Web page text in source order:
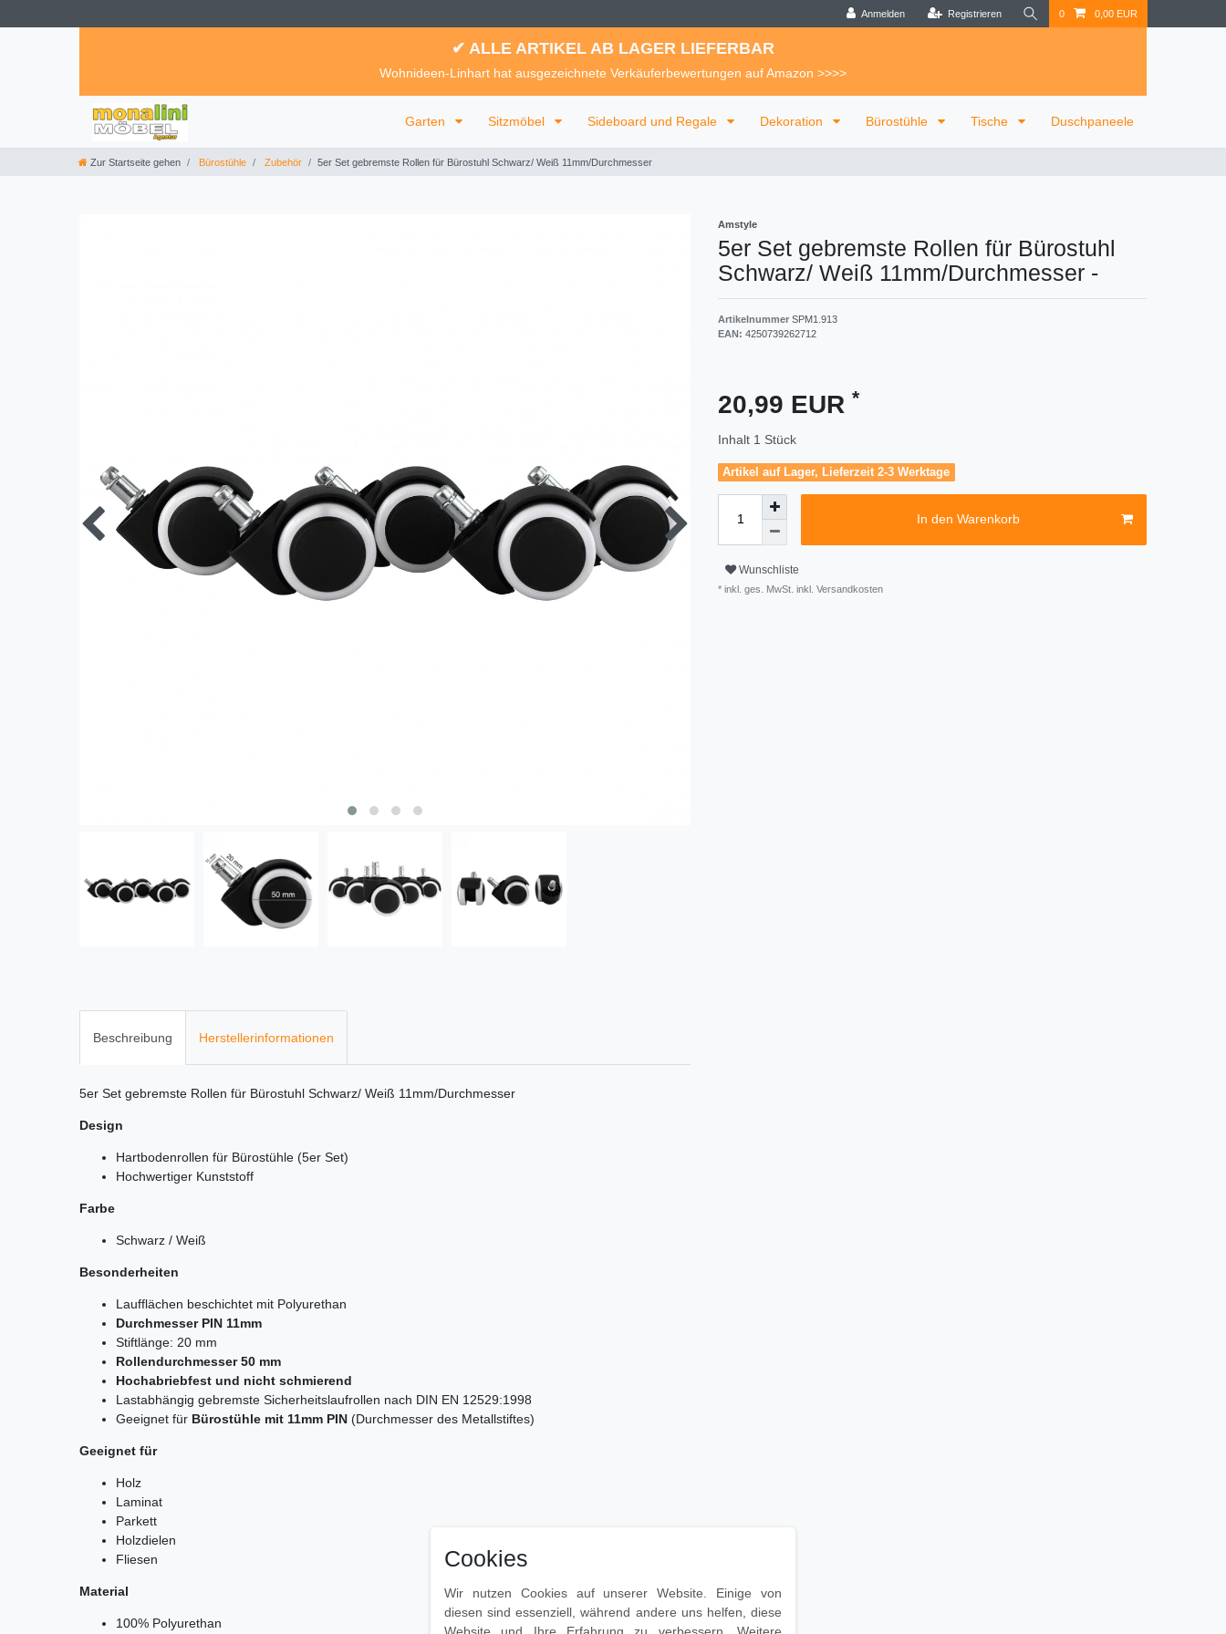
Anmelden Registrieren 0 0,00 EUR
✔ ALLE ARTIKEL AB LAGER LIEFERBAR
Wohnideen-Linhart hat ausgezeichnete Verkäuferbewertungen auf Amazon >>>>
Garten Sitzmöbel Sideboard und Regale Dekoration Bürostühle Tische Duschpaneele
Zur Startseite gehen Bürostühle Zubehör 5er Set gebremste Rollen für Bürostuhl Schwarz/ Weiß 11mm/Durchmesser
Amstyle
5er Set gebremste Rollen für Bürostuhl
Schwarz/ Weiß 11mm/Durchmesser -
Artikelnummer SPM1.913
EAN: 4250739262712
20,99 EUR *
Inhalt 1 Stück
Artikel auf Lager, Lieferzeit 2-3 Werktage
In den Warenkorb
Wunschliste
* inkl. ges. MwSt. inkl. Versandkosten
Beschreibung Herstellerinformationen
5er Set gebremste Rollen für Bürostuhl Schwarz/ Weiß 11mm/Durchmesser
Design
Hartbodenrollen für Bürostühle (5er Set)
Hochwertiger Kunststoff
Farbe
Schwarz / Weiß
Besonderheiten
Laufflächen beschichtet mit Polyurethan
Durchmesser PIN 11mm
Stiftlänge: 20 mm
Rollendurchmesser 50 mm
Hochabriebfest und nicht schmierend
Lastabhängig gebremste Sicherheitslaufrollen nach DIN EN 12529:1998
Geeignet für Bürostühle mit 11mm PIN (Durchmesser des Metallstiftes)
Geeignet für
Holz
Laminat
Parkett
Holzdielen
Fliesen
Material
100% Polyurethan
Cookies
Wir nutzen Cookies auf unserer Website. Einige von
diesen sind essenziell, während andere uns helfen, diese